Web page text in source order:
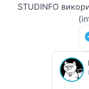
STUDINFO